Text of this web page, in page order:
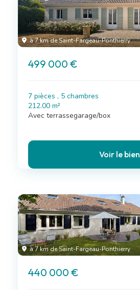
à 7 km de Saint-Fargeau-Ponthierry
499 000 €
7 pièces , 5 chambres
212.00 m²
Avec terrassegarage/box
Voir le bien
à 7 km de Saint-Fargeau-Ponthierry
440 000 €